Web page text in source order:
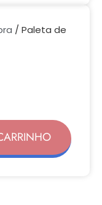
/ Paleta de